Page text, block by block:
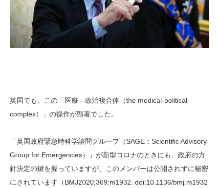
英国でも、この「医療―政治複合体（the medical-political
complex）」の操作が顕著でした。
「英国政府緊急時科学諮問グループ（SAGE：Scientific Advisory
Group for Emergencies）」が新型コロナのときにも、政府の方
針決定の鍵を握っていますが、このメンバーは公開されずに秘密
にされています（BMJ2020;369:m1932. doi:10.1136/bmj.m1932